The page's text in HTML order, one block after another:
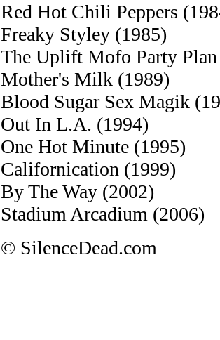
Red Hot Chili Peppers
Freaky Styley (1985)
The Uplift Mofo Party
Mother's Milk (1989)
Blood Sugar Sex Magik
Out In L.A. (1994)
One Hot Minute (1995)
Californication (1999)
By The Way (2002)
Stadium Arcadium (2006)
© SilenceDead.com